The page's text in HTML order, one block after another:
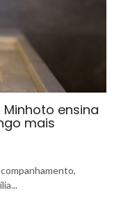
ensina
mais